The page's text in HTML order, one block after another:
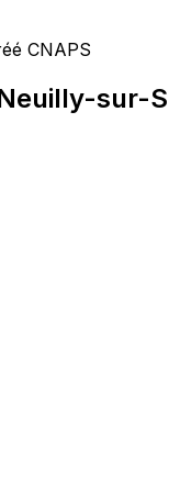
CNAPS
sur-